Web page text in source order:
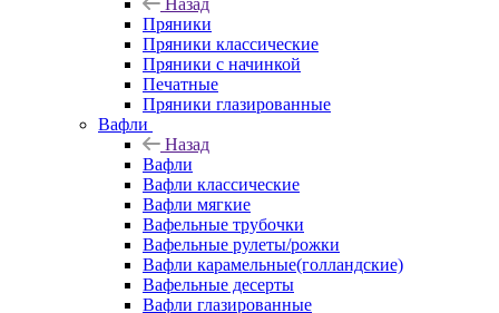
Назад
Пряники
Пряники классические
Пряники с начинкой
Печатные
Пряники глазированные
Вафли
Назад
Вафли
Вафли классические
Вафли мягкие
Вафельные трубочки
Вафельные рулеты/рожки
Вафли карамельные(голландские)
Вафельные десерты
Вафли глазированные